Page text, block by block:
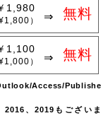
1,980
） 無料
1,100
） 無料
Access/Publishe
、2019もございま